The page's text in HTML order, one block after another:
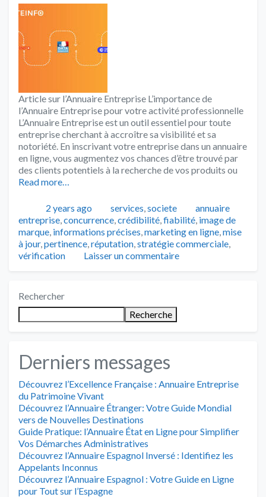
Article sur l’Annuaire Entreprise L’importance de
l’Annuaire Entreprise pour votre activité professionnelle
L’Annuaire Entreprise est un outil essentiel pour toute
entreprise cherchant à accroître sa visibilité et sa
notoriété. En inscrivant votre entreprise dans un annuaire
en ligne, vous augmentez vos chances d’être trouvé par
des clients potentiels à la recherche de vos produits ou
Read more…
Publié2 years ago Catégories
services,societe Tags
annuaire
entreprise,concurrence,crédibilité,fiabilité, image de
marque, informations précises,marketing en ligne,mise
à jour,pertinence,réputation,stratégie commerciale,
vérification
Laisser un commentaire
Rechercher
Recherche
Derniers messages
Découvrez l’Excellence Française : Annuaire Entreprise
du Patrimoine Vivant
Découvrez l’Annuaire Étranger: Votre Guide Mondial
vers de Nouvelles Destinations
Guide Pratique: l’Annuaire État en Ligne pour Simplifier
Vos Démarches Administratives
Découvrez l’Annuaire Espagnol Inversé : Identifiez les
Appelants Inconnus
Découvrez l’Annuaire Espagnol : Votre Guide en Ligne
pour Tout sur l’Espagne